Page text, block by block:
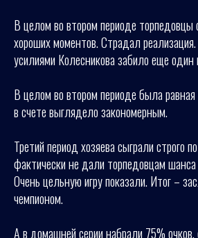
В целом во втором периоде торпедовцы
хороших моментов. Страдал
усилиями Колесникова забило еще один
В целом во втором периоде была равная
в счете выглядело закономерным.
Третий период хозяева сыграли строго
фактически не дали торпедовцам шанса
Очень цельную игру показали. Итог –
чемпионом.
А в домашней серии набрали 75% очков,